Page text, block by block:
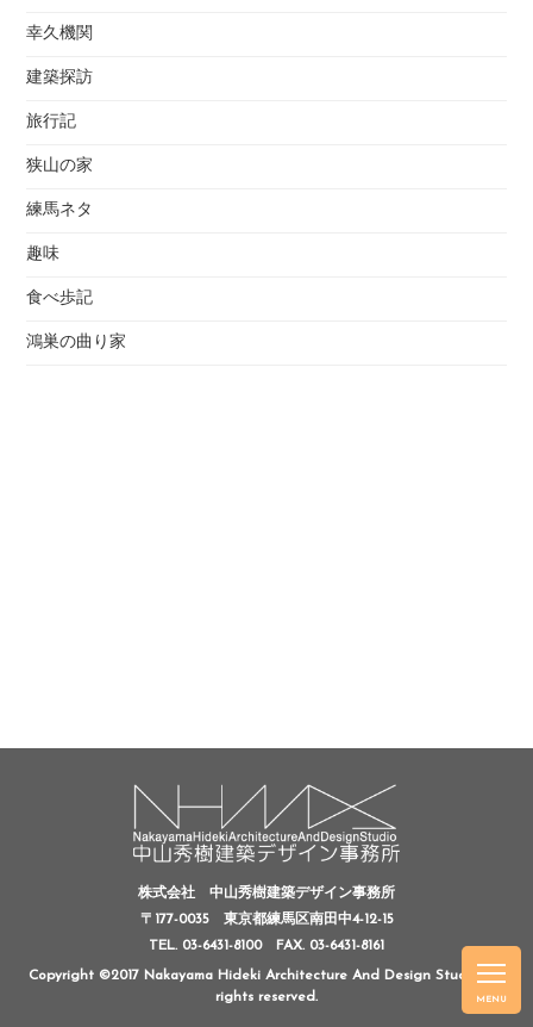
MENU
幸久機関
建築探訪
旅行記
狭山の家
練馬ネタ
趣味
食べ歩記
鴻巣の曲り家
株式会社 中山秀樹建築デザイン事務所
〒177-0035 東京都練馬区南田中4-12-15
TEL. 03-6431-8100
FAX. 03-6431-8161
Copyright ©2017 Nakayama Hideki Architecture And Design Studio, All
rights reserved.